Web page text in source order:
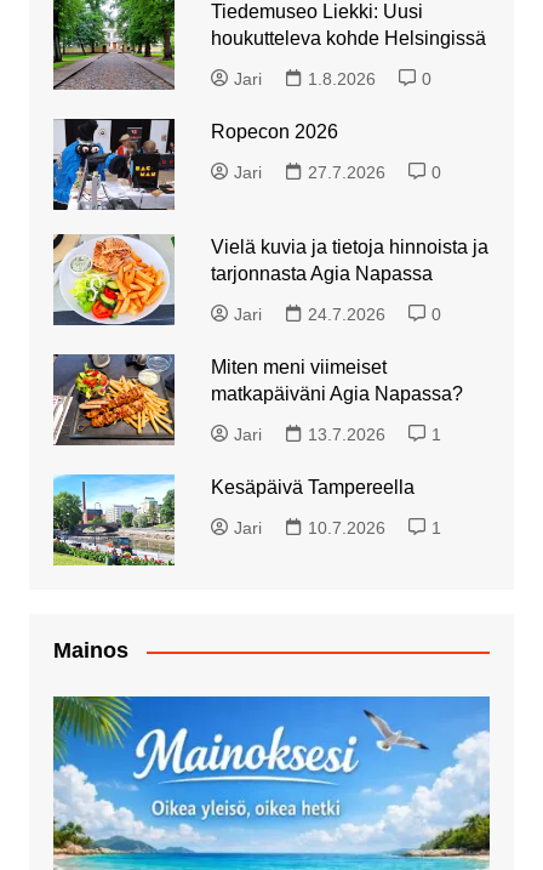
Tiedemuseo Liekki: Uusi
houkutteleva kohde Helsingissä
Jari 1.8.2026 0
Ropecon 2026
Jari 27.7.2026 0
Vielä kuvia ja tietoja hinnoista ja
tarjonnasta Agia Napassa
Jari 24.7.2026 0
Miten meni viimeiset
matkapäiväni Agia Napassa?
Jari 13.7.2026 1
Kesäpäivä Tampereella
Jari 10.7.2026 1
Mainos